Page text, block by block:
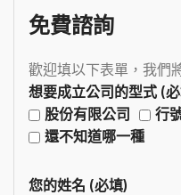
免費諮詢
歡迎填以下表單，我們
想要成立公司的型式 (
股份有限公司
行
還不知道哪一種
您的姓名 (必填)